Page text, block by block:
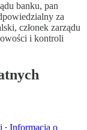
banku, pan
za
członek zarządu
i kontroli
∙ Informacja o